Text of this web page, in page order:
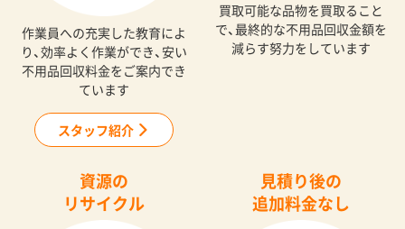
作業員への充実した教育によ
り、効率よく作業ができ、安い
不用品回収料金をご案内でき
ています
スタッフ紹介
買取可能な品物を買取ること
で、最終的な不用品回収金額を
減らす努力をしています
資源の
リサイクル
見積り後の
追加料金なし